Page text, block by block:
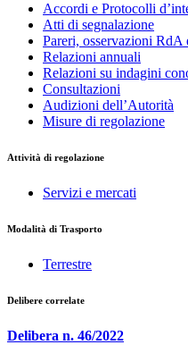
Accordi e Protocolli
Atti di segnalazione
Pareri, osservazioni RdA
Relazioni annuali
Relazioni su indagini
Consultazioni
Audizioni dell’Autorità
Misure di regolazione
Attività di regolazione
Servizi e mercati
Modalità di Trasporto
Terrestre
Delibere correlate
Delibera n. 46/2022